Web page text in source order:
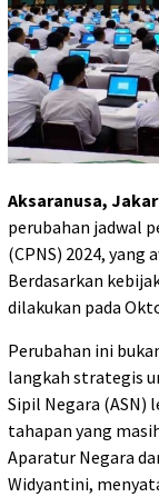
Aksaranusa,
perubahan jadwal
(CPNS) 2024, yang
Berdasarkan
dilakukan pada
Perubahan ini
langkah strategis
Sipil Negara
tahapan yang
Aparatur Negara
Widyantini,